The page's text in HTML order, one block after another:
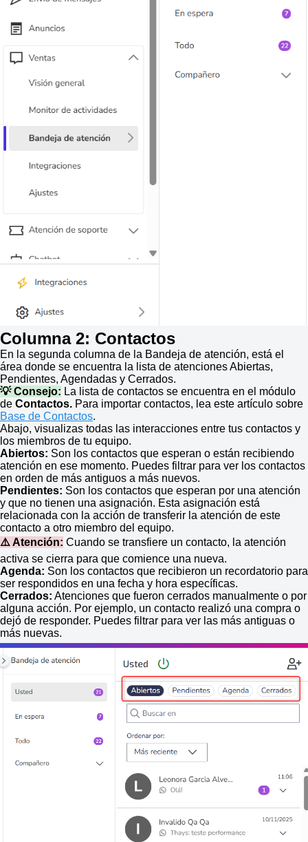
Columna 2: Contactos
En la segunda columna de la Bandeja de atención, está el
área donde se encuentra la lista de atenciones Abiertas,
Pendientes, Agendadas y Cerrados.
💡 Consejo: La lista de contactos se encuentra en el módulo
de Contactos. Para importar contactos, lea este artículo sobre
Base de Contactos.
Abajo, visualizas todas las interacciones entre tus contactos y
los miembros de tu equipo.
Abiertos: Son los contactos que esperan o están recibiendo
atención en ese momento. Puedes filtrar para ver los contactos
en orden de más antiguos a más nuevos.
Pendientes: Son los contactos que esperan por una atención
y que no tienen una asignación. Esta asignación está
relacionada con la acción de transferir la atención de este
contacto a otro miembro del equipo.
⚠️ Atención: Cuando se transfiere un contacto, la atención
activa se cierra para que comience una nueva.
Agenda: Son los contactos que recibieron un recordatorio para
ser respondidos en una fecha y hora específicas.
Cerrados: Atenciones que fueron cerrados manualmente o por
alguna acción. Por ejemplo, un contacto realizó una compra o
dejó de responder. Puedes filtrar para ver las más antiguas o
más nuevas.